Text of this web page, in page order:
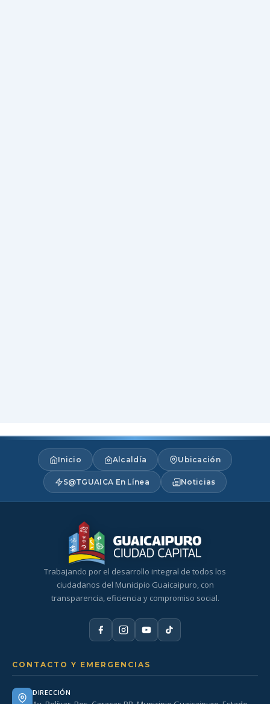
Inicio Alcaldía Ubicación
S@TGUAICA En Línea Noticias
Trabajando por el desarrollo integral de todos los
ciudadanos del Municipio Guaicaipuro, con
transparencia, eficiencia y compromiso social.
CONTACTO Y EMERGENCIAS
DIRECCIÓN